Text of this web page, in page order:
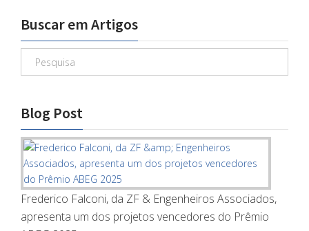
Buscar em Artigos
Blog Post
Frederico Falconi, da ZF & Engenheiros Associados,
apresenta um dos projetos vencedores do Prêmio